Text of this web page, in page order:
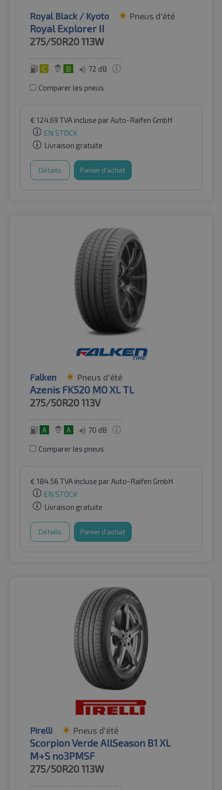
Royal Black / Kyoto Pneus d'été
Royal Explorer II
275/50R20113W
C B 72 dB
Comparer les pneus
€ 124.69 TVA incluse par Auto-Raifen GmbH
EN STOCK
Livraison gratuite
Détails Panier d'achat
Falken Pneus d'été
Azenis FK520 MO XL TL
275/50R20113V
A A 70 dB
Comparer les pneus
€ 184.56 TVA incluse par Auto-Raifen GmbH
EN STOCK
Livraison gratuite
Détails Panier d'achat
Pirelli Pneus d'été
Scorpion Verde AllSeason B1 XL
M+S no3PMSF
275/50R20113W